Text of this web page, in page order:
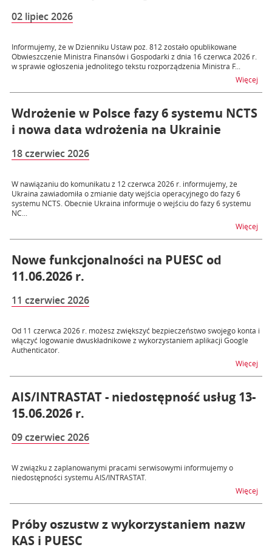
02 lipiec 2026
Informujemy, że w Dzienniku Ustaw poz. 812 zostało opublikowane
Obwieszczenie Ministra Finansów i Gospodarki z dnia 16 czerwca 2026 r.
w sprawie ogłoszenia jednolitego tekstu rozporządzenia Ministra F...
Więcej
Wdrożenie w Polsce fazy 6 systemu NCTS
i nowa data wdrożenia na Ukrainie
18 czerwiec 2026
W nawiązaniu do komunikatu z 12 czerwca 2026 r. informujemy, że
Ukraina zawiadomiła o zmianie daty wejścia operacyjnego do fazy 6
systemu NCTS. Obecnie Ukraina informuje o wejściu do fazy 6 systemu
NC...
Więcej
Nowe funkcjonalności na PUESC od
11.06.2026 r.
11 czerwiec 2026
Od 11 czerwca 2026 r. możesz zwiększyć bezpieczeństwo swojego konta i
włączyć logowanie dwuskładnikowe z wykorzystaniem aplikacji Google
Authenticator.
Więcej
AIS/INTRASTAT - niedostępność usług 13-
15.06.2026 r.
09 czerwiec 2026
W związku z zaplanowanymi pracami serwisowymi informujemy o
niedostępności systemu AIS/INTRASTAT.
Więcej
Próby oszustw z wykorzystaniem nazw
KAS i PUESC